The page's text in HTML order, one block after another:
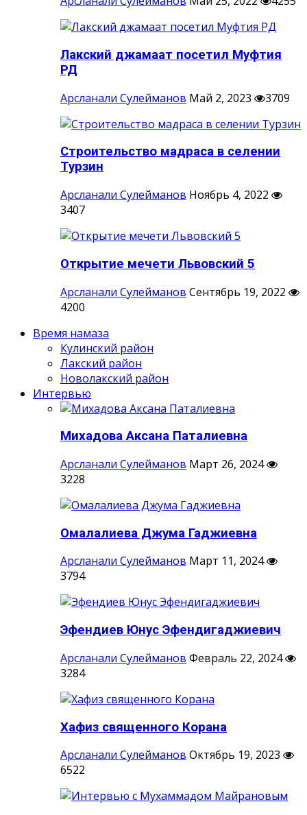
Лакский джамаат посетил Муфтия
РД
Арсланали Сулейманов Май 2, 2023 3709
Строительство мадраса в селении
Турзин
Арсланали Сулейманов Ноябрь 4, 2022
3407
Открытие мечети Львовский 5
Арсланали Сулейманов Сентябрь 19, 2022
4200
Время намаза
Кулинский район
Лакский район
Новолакский район
Интервью
Михадова Аксана Паталиевна
Арсланали Сулейманов Март 26, 2024
3228
Омалалиева Джума Гаджиевна
Арсланали Сулейманов Март 11, 2024
3794
Эфендиев Юнус Эфендигаджиевич
Арсланали Сулейманов Февраль 22, 2024
3284
Хафиз священного Корана
Арсланали Сулейманов Октябрь 19, 2023
6522